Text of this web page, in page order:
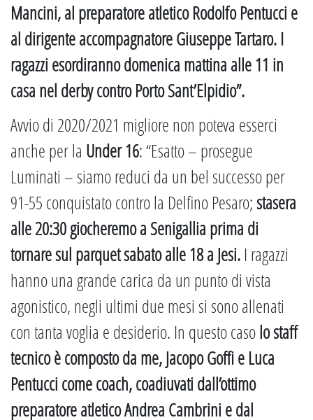
Mancini, al preparatore atletico Rodolfo Pentucci e
al dirigente accompagnatore Giuseppe Tartaro. I
ragazzi esordiranno domenica mattina alle 11 in
casa nel derby contro Porto Sant’Elpidio”.
Avvio di 2020/2021 migliore non poteva esserci
anche per la Under 16: “Esatto – prosegue
Luminati – siamo reduci da un bel successo per
91-55 conquistato contro la Delfino Pesaro; stasera
alle 20:30 giocheremo a Senigallia prima di
tornare sul parquet sabato alle 18 a Jesi. I ragazzi
hanno una grande carica da un punto di vista
agonistico, negli ultimi due mesi si sono allenati
con tanta voglia e desiderio. In questo casolo staff
tecnico è composto da me, Jacopo Goffi e Luca
Pentucci come coach, coadiuvati dall’ottimo
preparatore atletico Andrea Cambrini e dal